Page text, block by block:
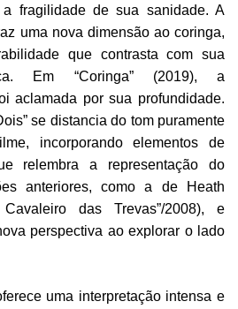
fragilidade de sua sanidade. A
uma nova dimensão ao coringa,
que contrasta com sua
Em “Coringa” (2019), a
aclamada por sua profundidade.
se distancia do tom puramente
incorporando elementos de
relembra a representação do
anteriores, como a de Heath
das Trevas”/2008), e
perspectiva ao explorar o lado
uma interpretação intensa e